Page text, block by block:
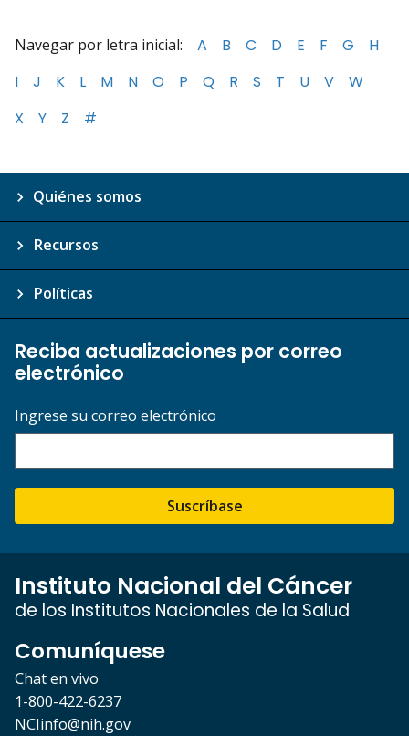
Navegar por letra inicial: A B C D E F G
H
I
J K L M N O P Q R S T U V
W
X
Y Z #
Quiénes somos
Recursos
Políticas
Reciba actualizaciones por correo
electrónico
Ingrese su correo electrónico
Suscríbase
Instituto Nacional del Cáncer
de los Institutos Nacionales de la Salud
Comuníquese
Chat en vivo
1-800-422-6237
NCIinfo@nih.gov